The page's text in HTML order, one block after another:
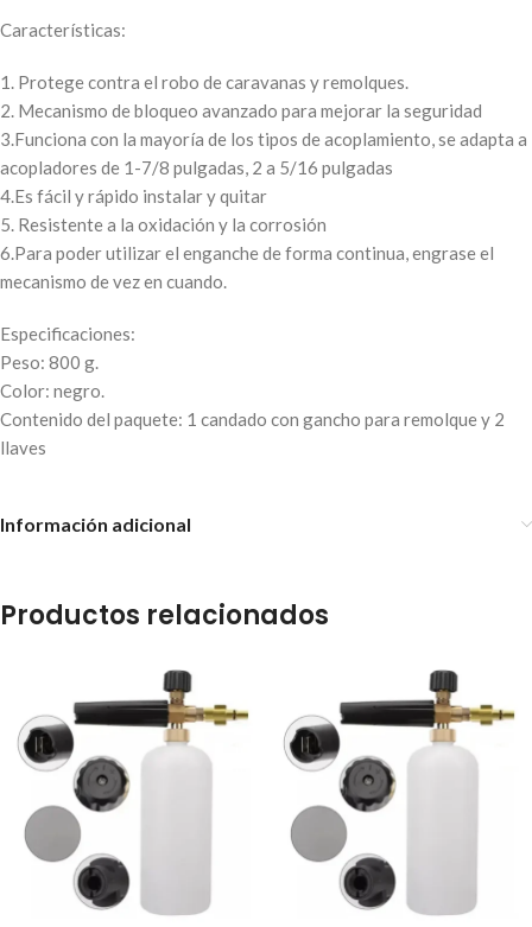
Características:
1. Protege contra el robo de caravanas y remolques.
2. Mecanismo de bloqueo avanzado para mejorar la seguridad
3.Funciona con la mayoría de los tipos de acoplamiento, se adapta a
acopladores de 1-7/8 pulgadas, 2 a 5/16 pulgadas
4.Es fácil y rápido instalar y quitar
5. Resistente a la oxidación y la corrosión
6.Para poder utilizar el enganche de forma continua, engrase el
mecanismo de vez en cuando.
Especificaciones:
Peso: 800 g.
Color: negro.
Contenido del paquete: 1 candado con gancho para remolque y 2
llaves
Información adicional
Productos relacionados